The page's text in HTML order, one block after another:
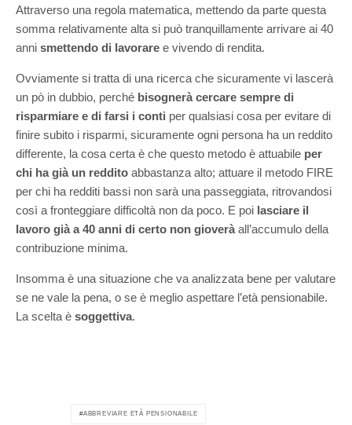
Attraverso una regola matematica, mettendo da parte questa
somma relativamente alta si può tranquillamente arrivare ai 40
anni smettendo di lavorare e vivendo di rendita.
Ovviamente si tratta di una ricerca che sicuramente vi lascerà
un pò in dubbio, perché bisognerà cercare sempre di
risparmiare e di farsi i conti per qualsiasi cosa per evitare di
finire subito i risparmi, sicuramente ogni persona ha un reddito
differente, la cosa certa è che questo metodo è attuabile per
chi ha già un reddito abbastanza alto; attuare il metodo FIRE
per chi ha redditi bassi non sarà una passeggiata, ritrovandosi
così a fronteggiare difficoltà non da poco. E poi lasciare il
lavoro già a 40 anni di certo non gioverà all’accumulo della
contribuzione minima.
Insomma è una situazione che va analizzata bene per valutare
se ne vale la pena, o se è meglio aspettare l’età pensionabile.
La scelta è soggettiva.
ABBREVIARE ETÀ PENSIONABILE